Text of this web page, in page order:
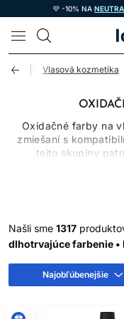
💜 -10% NA
Úvod Vlasová kozmetika
Oxidačné farby na
zmiešaní s
tejto skupiny
pomerom, časom
cieľová
AKO
Po spojení
Našli sme 1317
dlhotrvajúce farbenie •
Najobľúbenejšie